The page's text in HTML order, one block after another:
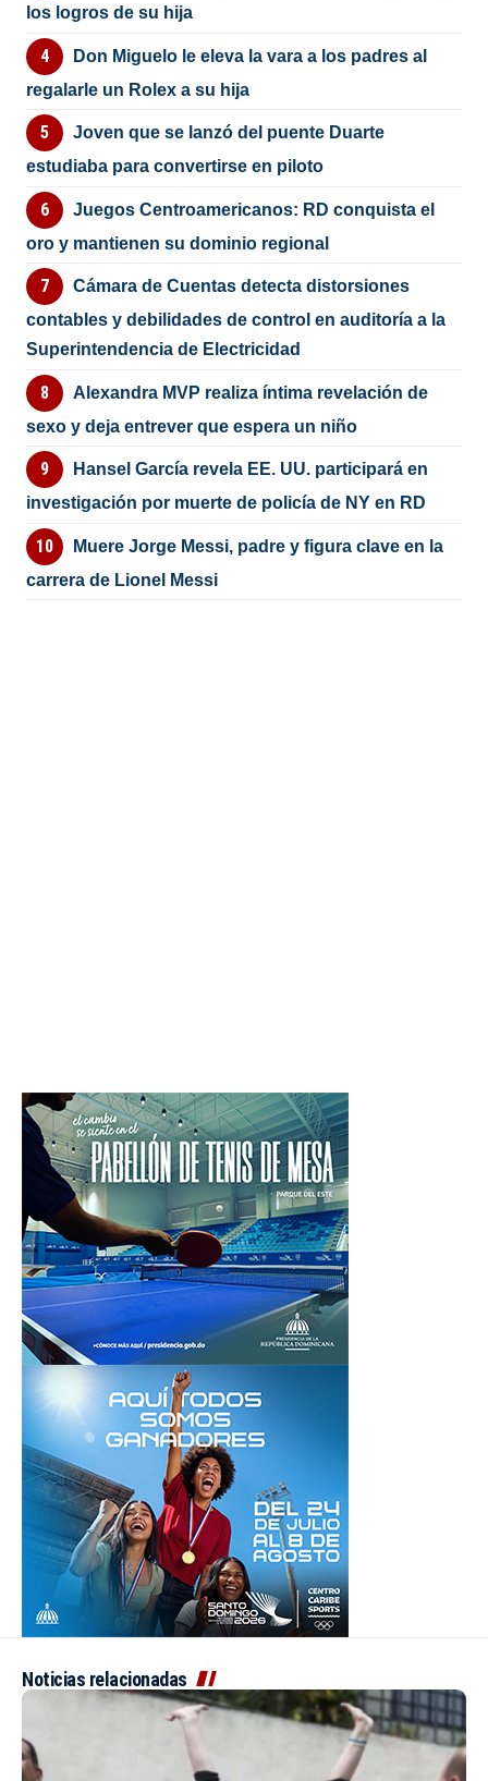
los logros de su hija
Don Miguelo le eleva la vara a los padres al
regalarle un Rolex a su hija
Joven que se lanzó del puente Duarte
estudiaba para convertirse en piloto
Juegos Centroamericanos: RD conquista el
oro y mantienen su dominio regional
Cámara de Cuentas detecta distorsiones
contables y debilidades de control en auditoría a la
Superintendencia de Electricidad
Alexandra MVP realiza íntima revelación de
sexo y deja entrever que espera un niño
Hansel García revela EE. UU. participará en
investigación por muerte de policía de NY en RD
Muere Jorge Messi, padre y figura clave en la
carrera de Lionel Messi
Noticias relacionadas